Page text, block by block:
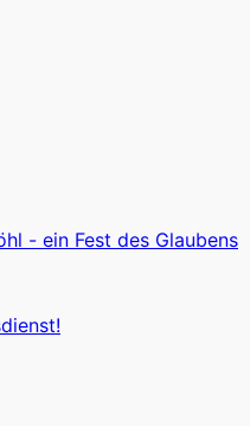
- ein Fest des Glaubens